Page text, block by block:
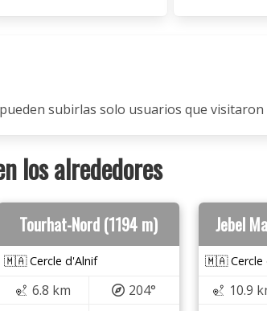
subirlas solo usuarios que visitaron
los alrededores
Tourhat-Nord (1194 m)
🇲🇦 Cercle d'Alnif
6.8 km
204°
Jebel
🇲🇦 Cercle
10.9